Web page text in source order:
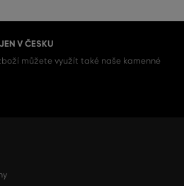
V ČESKU
můžete využít také naše kamenné